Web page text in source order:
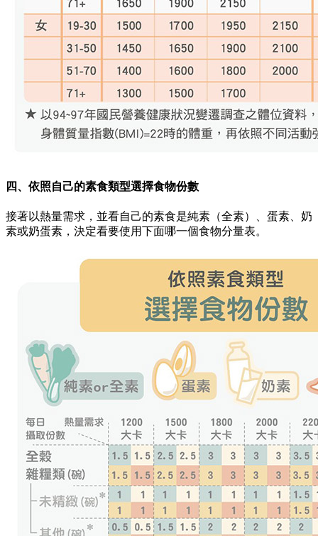
四、依照自己的素食類型選擇食物份數
接著以熱量需求，並看自己的素食是純素（全素）、蛋素、奶
素或奶蛋素，決定看要使用下面哪一個食物分量表。